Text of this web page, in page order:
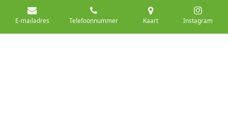
E-mailadres Telefoonnummer Kaart Instagram